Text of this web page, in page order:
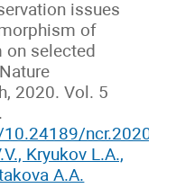
issues
of
on selected
2020. Vol. 5
Kryukov L.A.,
A.A.